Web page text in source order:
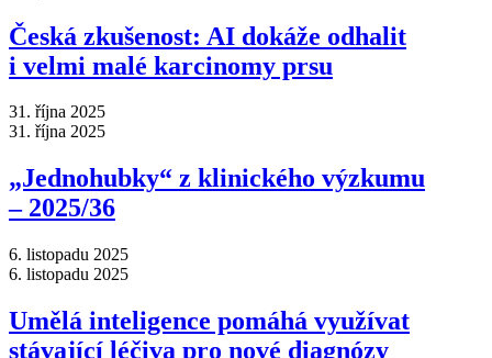
Česká zkušenost: AI dokáže odhalit
i velmi malé karcinomy prsu
31. října 2025
31. října 2025
„Jednohubky“ z klinického výzkumu
–⁠ 2025/36
6. listopadu 2025
6. listopadu 2025
Umělá inteligence pomáhá využívat
stávající léčiva pro nové diagnózy